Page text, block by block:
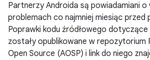
Partnerzy Androida są powiadamiani o
problemach co najmniej miesiąc przed
Poprawki kodu źródłowego
zostały opublikowane w repozytorium
Open Source (AOSP) i link do niego